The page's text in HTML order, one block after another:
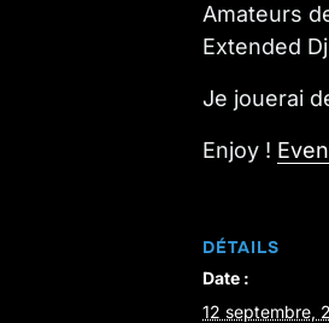
Amateurs
Extended
Je jouerai
Enjoy !
DÉTAILS
Date :
12 septembre,